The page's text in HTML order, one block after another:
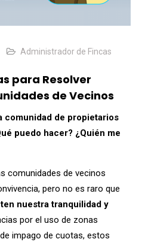
Administrador de Fincas
para Resolver
de Vecinos
comunidad de propietarios
puedo hacer? ¿Quién me
comunidades de vecinos
pero no es raro que
nuestra tranquilidad y
por el uso de zonas
impago de cuotas, estos